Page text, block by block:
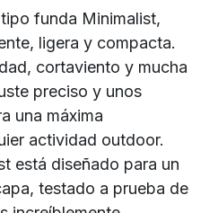
funda Minimalist,
ligera y compacta.
cortaviento y mucha
preciso y unos
una máxima
actividad outdoor.
está diseñado para un
testado a prueba de